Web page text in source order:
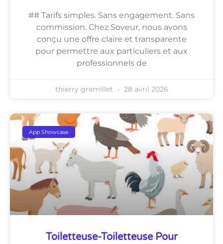
## Tarifs simples. Sans engagement. Sans
commission. Chez Soveur, nous avons
conçu une offre claire et transparente
pour permettre aux particuliers et aux
professionnels de
thierry gremillet 28 avril 2026
App Showcase
Toiletteuse-Toiletteuse Pour